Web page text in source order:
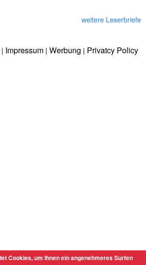
weitere Leserbriefe
| Impressum| Werbung | Privatcy Policy
Cookies, um Ihnen ein angenehmeres Surfen